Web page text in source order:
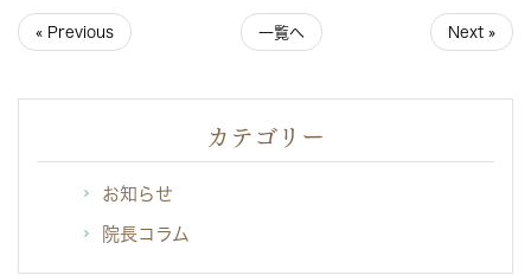
« Previous 一覧へ Next »
カテゴリー
お知らせ
院長コラム